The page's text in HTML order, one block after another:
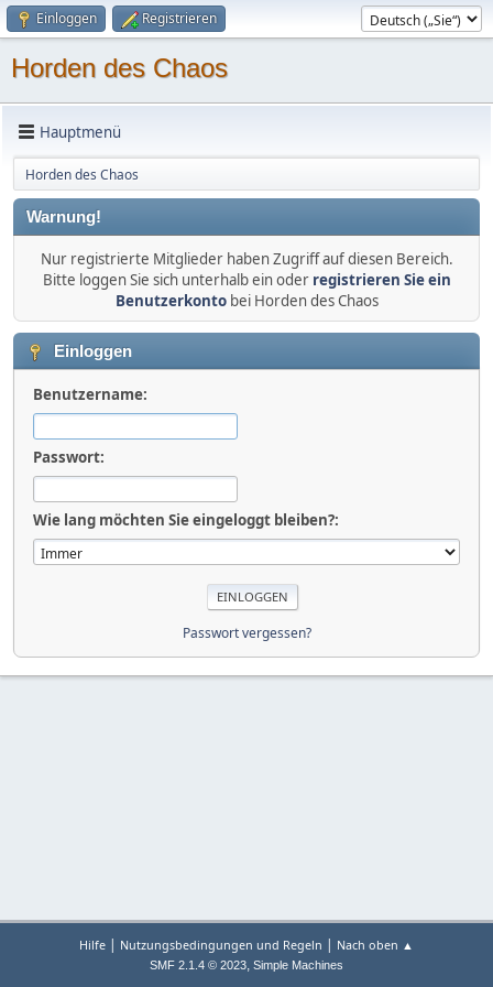
Einloggen Registrieren
Horden des Chaos
Hauptmenü
Horden des Chaos
Warnung!
Nur registrierte Mitglieder haben Zugriff auf diesen Bereich.
Bitte loggen Sie sich unterhalb ein oder registrieren Sie ein
Benutzerkontobei Horden des Chaos
Einloggen
Benutzername:
Passwort:
Wie lang möchten Sie eingeloggt bleiben?:
Passwort vergessen?
Hilfe | Nutzungsbedingungen und Regeln | Nach oben ▲
SMF 2.1.4 © 2023, Simple Machines